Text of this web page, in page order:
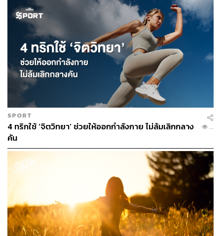
SPORT
4 ทริกใช้ ‘จิตวิทยา’ ช่วยให้ออกกำลังกาย ไม่ล้มเลิกกลาง
คัน
...